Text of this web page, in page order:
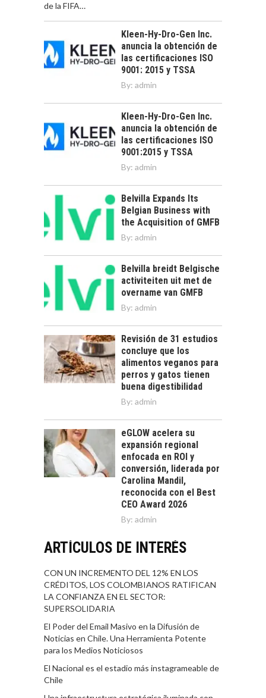
de la FIFA…
Kleen-Hy-Dro-Gen Inc.
anuncia la obtención de
las certificaciones ISO
9001: 2015 y TSSA
By: admin
Kleen-Hy-Dro-Gen Inc.
anuncia la obtención de
las certificaciones ISO
9001:2015 y TSSA
By: admin
Belvilla Expands Its
Belgian Business with
the Acquisition of GMFB
By: admin
Belvilla breidt Belgische
activiteiten uit met de
overname van GMFB
By: admin
Revisión de 31 estudios
concluye que los
alimentos veganos para
perros y gatos tienen
buena digestibilidad
By: admin
eGLOW acelera su
expansión regional
enfocada en ROI y
conversión, liderada por
Carolina Mandil,
reconocida con el Best
CEO Award 2026
By: admin
ARTÍCULOS DE INTERÉS
CON UN INCREMENTO DEL 12% EN LOS
CRÉDITOS, LOS COLOMBIANOS RATIFICAN
LA CONFIANZA EN EL SECTOR:
SUPERSOLIDARIA
El Poder del Email Masivo en la Difusión de
Noticias en Chile. Una Herramienta Potente
para los Medios Noticiosos
El Nacional es el estadio más instagrameable de
Chile